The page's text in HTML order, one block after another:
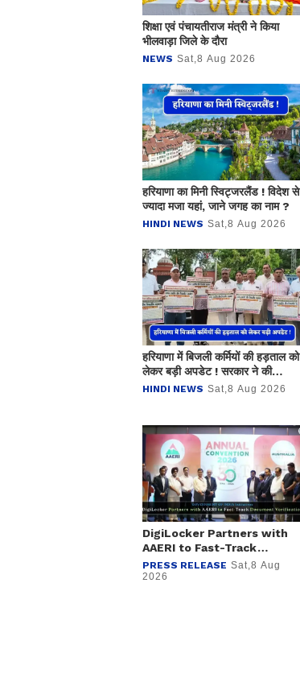
शिक्षा एवं पंचायतीराज मंत्री ने किया
भीलवाड़ा जिले के दौरा
NEWS Sat,8 Aug 2026
हरियाणा का मिनी स्विट्जरलैंड ! विदेश से
ज्यादा मजा यहां, जाने जगह का नाम ?
HINDI NEWS Sat,8 Aug 2026
हरियाणा में बिजली कर्मियों की हड़ताल को
लेकर बड़ी अपडेट ! सरकार ने की
कर्मचारियों से ये अपील
HINDI NEWS Sat,8 Aug 2026
DigiLocker Partners with
AAERI to Fast-Track
Document Verification for
Indian Students Heading to
PRESS RELEASE Sat,8 Aug
2026